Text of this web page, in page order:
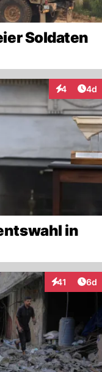
Soldaten
4 4d
in
41
Interaktionen
6d